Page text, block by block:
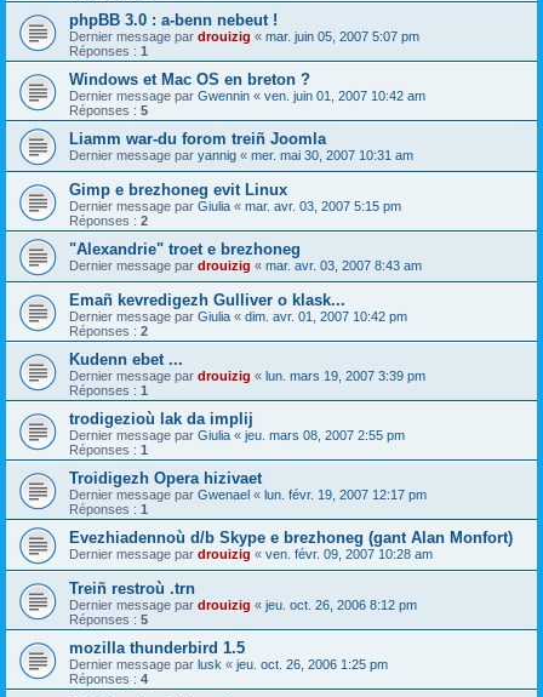
phpBB 3.0 : a-benn nebeut !
Dernier message par drouizig « mar. juin 05, 2007 5:07 pm
Réponses : 1
Windows et Mac OS en breton ?
Dernier message par Gwennin « ven. juin 01, 2007 10:42 am
Réponses : 5
Liamm war-du forom treiñ Joomla
Dernier message par yannig « mer. mai 30, 2007 10:31 am
Gimp e brezhoneg evit Linux
Dernier message par Giulia « mar. avr. 03, 2007 5:15 pm
Réponses : 2
"Alexandrie" troet e brezhoneg
Dernier message par drouizig « mar. avr. 03, 2007 8:43 am
Emañ kevredigezh Gulliver o klask...
Dernier message par Giulia « dim. avr. 01, 2007 10:42 pm
Réponses : 2
Kudenn ebet ...
Dernier message par drouizig « lun. mars 19, 2007 3:39 pm
Réponses : 1
trodigezioù lak da implij
Dernier message par Giulia « jeu. mars 08, 2007 2:55 pm
Réponses : 1
Troidigezh Opera hizivaet
Dernier message par Gwenael « lun. févr. 19, 2007 12:17 pm
Réponses : 1
Evezhiadennoù d/b Skype e brezhoneg (gant Alan Monfort)
Dernier message par drouizig « ven. févr. 09, 2007 10:28 am
Treiñ restroù .trn
Dernier message par drouizig « jeu. oct. 26, 2006 8:12 pm
Réponses : 5
mozilla thunderbird 1.5
Dernier message par lusk « jeu. oct. 26, 2006 1:25 pm
Réponses : 4